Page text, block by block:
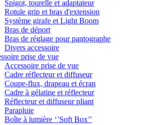
Spigot, tourelle et adaptateur
Rotule grip et bras d'extension
Système girafe et Light Boom
Bras de déport
Bras de réglage pour pantographe
Divers accessoire
prise de vue
Accessoire prise de vue
Cadre réflecteur et diffuseur
Coupe-flux, drapeau et écran
Cadre à gélatine et réflecteur
Réflecteur et diffuseur pliant
Parapluie
Boîte à lumière ‘’Soft Box’’